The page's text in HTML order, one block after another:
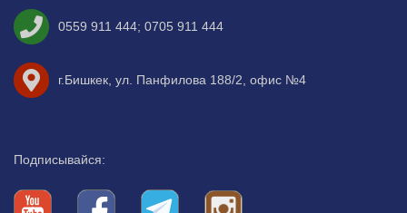
0559 911 444; 0705 911 444
г.Бишкек, ул. Панфилова 188/2, офис №4
Подписывайся: